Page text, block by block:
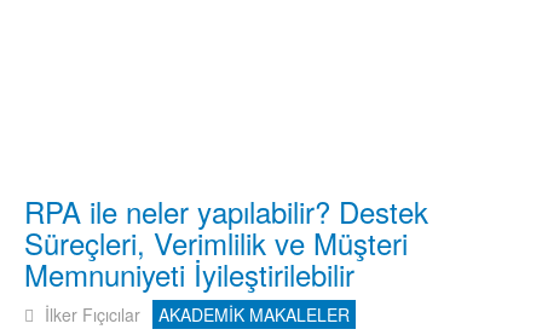
RPA ile neler yapılabilir? Destek
Süreçleri, Verimlilik ve Müşteri
Memnuniyeti İyileştirilebilir
İlker Fıçıcılar
AKADEMİK MAKALELER